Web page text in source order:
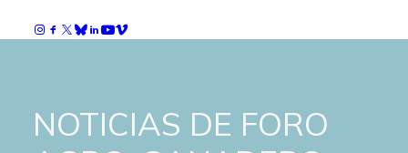
NOTICIAS DE FORO